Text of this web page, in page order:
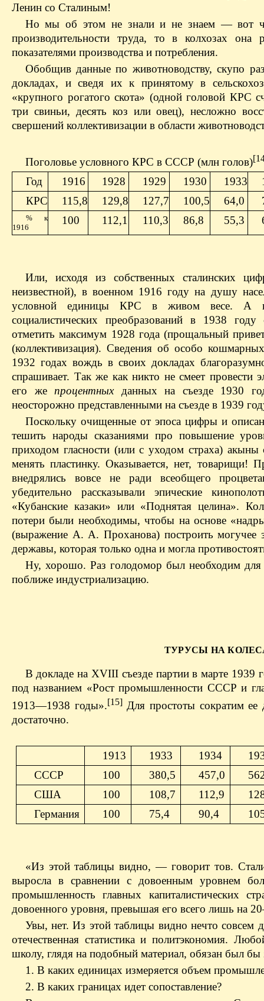
Ленин со Сталиным!
Но мы об этом не знали и не знаем — вот
производительности труда, то в колхозах
показателями производства и потребления.
Обобщив данные по животноводству, скупо
докладах, и сведя их к принятому в
«крупного рогатого скота» (одной головой КРС
три свиньи, десять коз или овец), несложно
свершений коллективизации в области
Поголовье условного КРС в СССР (млн голов)
Год 1916 1928 1929 1930 1933
КРС
115,8 129,8 127,7 100,5 64,0
% к
1916
100 112,1 110,3 86,8 55,3
Или, исходя из собственных сталинских
неизвестной), в военном 1916 году на душу
условной единицы КРС в живом весе. А
социалистических преобразований в 1938
отметить максимум 1928 года (прощальный
(коллективизация). Сведения об особо
1932 годах вождь в своих докладах
спрашивает. Так же как никто не смеет провести
его же процентных данных на съезде 1930
неосторожно представленными на съезде в 1939
Поскольку очищенные от эпоса цифры и
тешить народы сказаниями про повышение
приходом гласности (или с уходом страха) акыны
менять пластинку. Оказывается, нет,
внедрялись вовсе не ради всеобщего
убедительно рассказывали эпические
«Кубанские казаки» или «Поднятая целина».
потери были необходимы, чтобы на основе
(выражение А. А. Проханова) построить могучее
державы, которая только одна и могла
Ну, хорошо. Раз голодомор был необходим
поближе индустриализацию.
ТУРУСЫ НА
В докладе на XVIII съезде партии в марте 1939
под названием «Рост промышленности СССР и
1913—1938 годы».[15]Для простоты сократим
достаточно.
1913 1933 1934
СССР
100 380,5 457,0
США
100 108,7 112,9
Германия
100 75,4 90,4
«Из этой таблицы видно, — говорит тов.
выросла в сравнении с довоенным уровнем
промышленность главных капиталистических
довоенного уровня, превышая его всего лишь на
Увы, нет. Из этой таблицы видно нечто совсем
отечественная статистика и политэкономия.
школу, глядя на подобный материал, обязан был бы
1. В каких единицах измеряется объем
2. В каких границах идет сопоставление?